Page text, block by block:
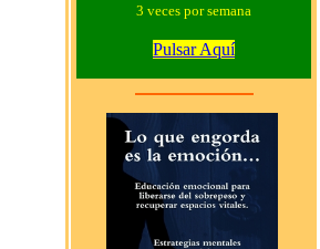
3 veces por semana
Pulsar Aquí